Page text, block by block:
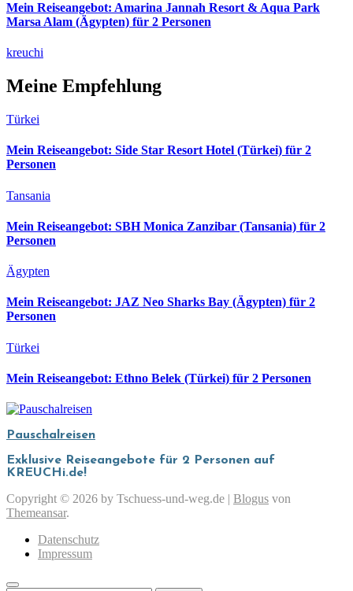
Mein Reiseangebot: Amarina Jannah Resort & Aqua Park
Marsa Alam (Ägypten) für 2 Personen
kreuchi
Meine Empfehlung
Türkei
Mein Reiseangebot: Side Star Resort Hotel (Türkei) für 2
Personen
Tansania
Mein Reiseangebot: SBH Monica Zanzibar (Tansania) für 2
Personen
Ägypten
Mein Reiseangebot: JAZ Neo Sharks Bay (Ägypten) für 2
Personen
Türkei
Mein Reiseangebot: Ethno Belek (Türkei) für 2 Personen
Pauschalreisen
Exklusive Reiseangebote für 2 Personen auf
KREUCHi.de!
Copyright © 2026 by Tschuess-und-weg.de | Blogus von
Themeansar.
Datenschutz
Impressum